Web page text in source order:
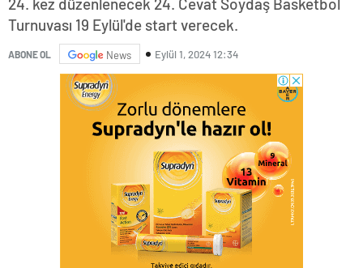
Turnuvası 19 Eylül'de start verecek.
ABONE OL News Eylül 1, 2024 12:34